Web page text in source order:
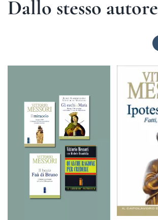
Dallo stesso autore